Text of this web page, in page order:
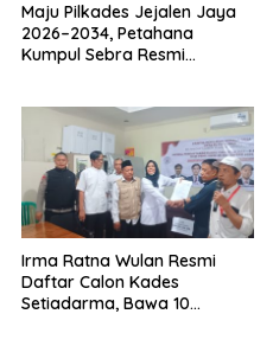
Maju Pilkades Jejalen Jaya
2026–2034, Petahana
Kumpul Sebra Resmi
Irma Ratna Wulan Resmi
Daftar Calon Kades
Setiadarma, Bawa 10